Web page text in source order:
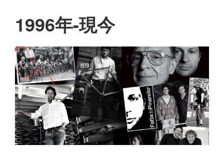
1996年-現今